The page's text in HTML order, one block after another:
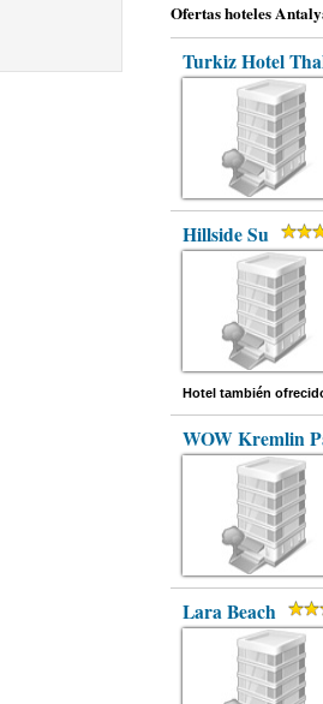
Ofertas hoteles
Turkiz Hotel
Hillside Su
Hotel también
WOW Kremlin
Lara Beach